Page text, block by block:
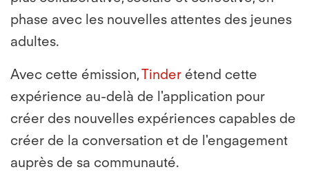
phase avec les nouvelles attentes des jeunes
adultes.
Avec cette émission,Tinder étend cette
expérience au-delà de l'application pour
créer des nouvelles expériences capables de
créer de la conversation et de l'engagement
auprès de sa communauté.